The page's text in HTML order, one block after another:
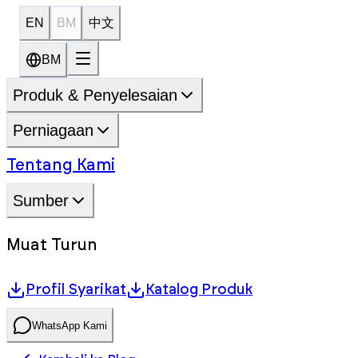
EN BM 中文
BM
Produk & Penyelesaian
Perniagaan
Tentang Kami
Sumber
Muat Turun
Profil Syarikat Katalog Produk
WhatsApp Kami